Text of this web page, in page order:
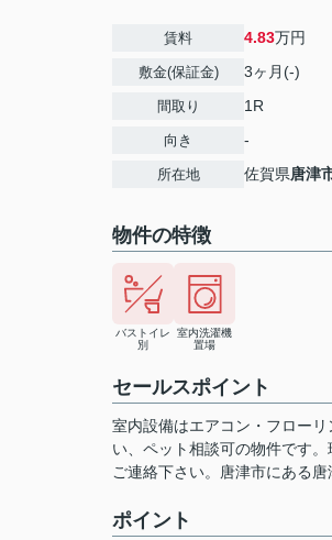
賃料 4.83万円
敷金(保証金) 3ヶ月(-)
間取り 1R
向き -
所在地 佐賀県唐津
物件の特徴
バストイレ
別
室内洗濯機
置場
セールスポイント
室内設備はエアコン・フロー
い、ペット相談可の物件です
ご連絡下さい。唐津市にある
ポイント